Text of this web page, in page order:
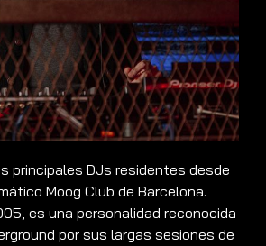
principales DJs residentes desde
Moog Club de Barcelona.
es una personalidad reconocida
por sus largas sesiones de